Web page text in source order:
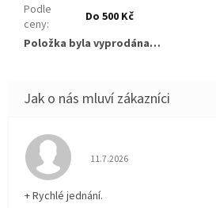
Podle
ceny:
Do 500 Kč
Položka byla vyprodána…
Hodnocení obchodu je 5 z
11.7.2026
+ Rychlé jednání.